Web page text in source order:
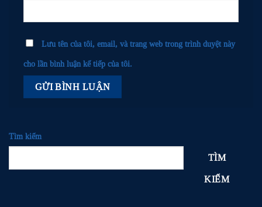
Lưu tên của tôi, email, và trang web trong trình duyệt này
cho lần bình luận kế tiếp của tôi.
Tìm kiếm
TÌM
KIẾM